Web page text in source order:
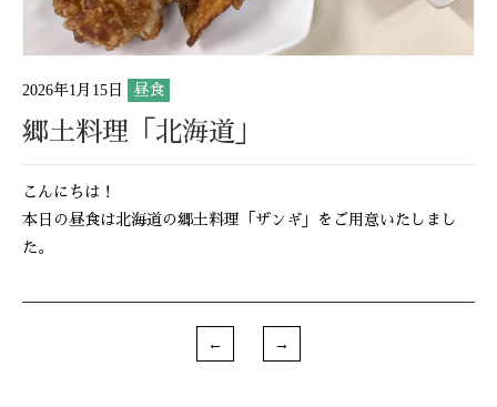
2026年1月15日 昼食
郷土料理「北海道」
こんにちは！
本日の昼食は北海道の郷土料理「ザンギ」をご用意いたしまし
た。